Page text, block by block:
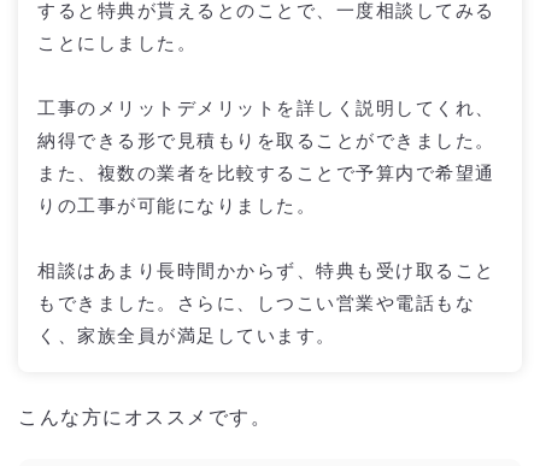
すると特典が貰えるとのことで、一度相談してみる
ことにしました。
工事のメリットデメリットを詳しく説明してくれ、
納得できる形で見積もりを取ることができました。
また、複数の業者を比較することで予算内で希望通
りの工事が可能になりました。
相談はあまり長時間かからず、特典も受け取ること
もできました。さらに、しつこい営業や電話もな
く、家族全員が満足しています。
こんな方にオススメです。